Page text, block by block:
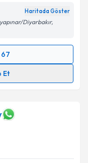
Haritada Göster
Diyarbakır,
Et
bilgilendireceğiz.